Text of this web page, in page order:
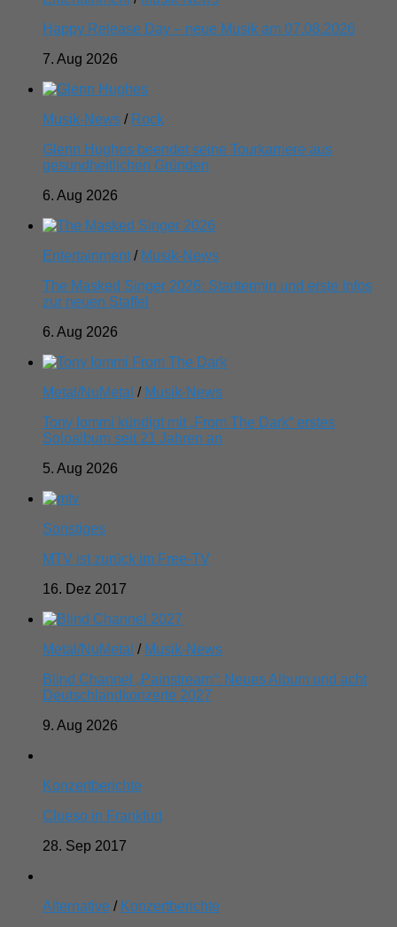
Happy Release Day – neue Musik am 07.08.2026
7. Aug 2026
Musik-News / Rock
Glenn Hughes beendet seine Tourkarriere aus
gesundheitlichen Gründen
6. Aug 2026
Entertainment / Musik-News
The Masked Singer 2026: Starttermin und erste Infos
zur neuen Staffel
6. Aug 2026
Metal/NuMetal / Musik-News
Tony Iommi kündigt mit „From The Dark“ erstes
Soloalbum seit 21 Jahren an
5. Aug 2026
Sonstiges
MTV ist zurück im Free-TV
16. Dez 2017
Metal/NuMetal / Musik-News
Blind Channel „Painstream“: Neues Album und acht
Deutschlandkonzerte 2027
9. Aug 2026
Konzertberichte
Clueso in Frankfurt
28. Sep 2017
Alternative / Konzertberichte